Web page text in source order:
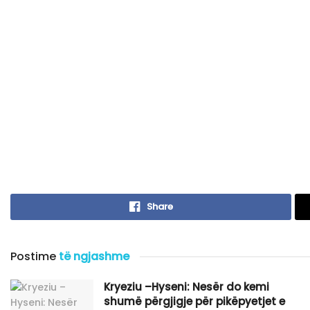
Share
Postime të ngjashme
Kryeziu –Hyseni: Nesër do kemi
shumë përgjigje për pikëpyetjet e